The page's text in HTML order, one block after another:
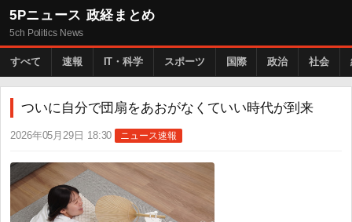
5Pニュース 政経まとめ
5ch Politics News
すべて 速報 IT・科学 スポーツ 国際 政治 社会
ついに自分で団扇をあおがなくていい時代が到来
2026年05月29日 18:30 ニュース速報